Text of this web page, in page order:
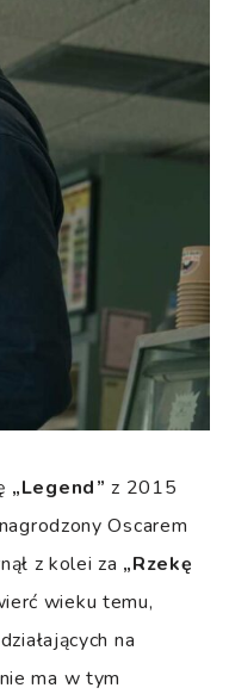
„Legend” z 2015
Oscarem
z kolei za „Rzekę
wieku temu,
na
ma w tym